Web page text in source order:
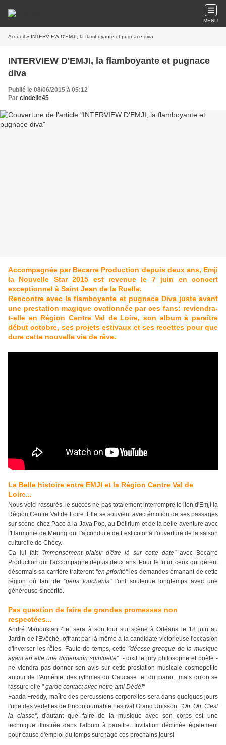
MENU
Accueil » INTERVIEW D'EMJI, la flamboyante et pugnace diva
INTERVIEW D'EMJI, la flamboyante et pugnace
diva
Publié le 08/06/2015 à 05:12
Par clodelle45
Accompagnée par Becarre Production depuis deux ans, Emji
la Nouvelle Star 2015 est revenue le 7 juin en concert
exceptionnel à Saint Jean de la Ruelle.
Rencontre avec la flamboyante et pugnace Diva juste avant
une prestation magique ovationnée par ces fans: reviendra-
t-elle en Région Centre Val de Loire, son album à paraître
début octobre, ses projets estivaux et ses recettes pour que
dure cette nouvelle vie de rêve.
La Belle histoire entre EMJI et la Région Centre Val de
Loire...
Nous voici rassurés, le succès ne pas totalement interrompre le lien d'Emji la
Région Centre Val de Loire. Elle se souvient avec émotion de ses passages
sur scène chez Paco à la Java Pop, au Délirium et de la belle aventure avec
l'Harmonie de Meung qui l'a conduite de Festicolor à l'ouverture de la saison
culturelle de Chécy.
Ca lui fait "immensément plaisir d'être là sur cette date"avec Bécarre
Production qui l'accompagne depuis deux ans. Pour le futur, ceux qui gèrent
désormais sa carrière traiteront "en priorité"les demandes émanant de cette
région où tant de "gens touchants"l'ont soutenue longtemps avec une
généreuse sincérité.
Pas question de faire de grandes promesses non
respectées...
André Manoukian 4tet sera à son tour sur scène à Orléans le 18 juin au
Jardin de l'Evêché, offrant par là-même à la candidate victorieuse l'occasion
d'inverser les rôles. Faute de temps, cette "déesse grecque de la musique
ayant en elle une dimension spirituelle" - dixit le jury philosophe et poète -
ne viendra pas donner son avis sur cette prestation musicale cosmopolite
autour de l'Arménie, des rythmes du Caucase et du piano, mais qu'on se
rassure elle " garde contact avec notre ami Dédé!"
Faada Freddy, maître des percussions corporelles sera dans quelques jours
l'une des vedettes de l'incontournable Festival Grand Unisson. "Oh, Oh, C'est
la classe", d'autant que faire de la musique avec son corps est une
technique illustrée dans l'album à paraitre. Invitation déclinée également
pour cause d'emploi du temps surchagé ces prochains jours!